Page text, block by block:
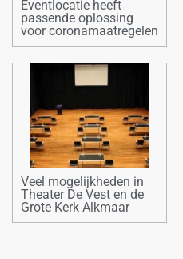
Eventlocatie heeft
passende oplossing
voor coronamaatregelen
Veel mogelijkheden in
Theater De Vest en de
Grote Kerk Alkmaar